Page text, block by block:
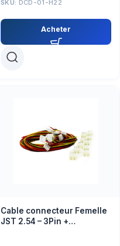
SKU: DCD-01-H22
Acheter
Cable connecteur Femelle
JST 2.54 – 3Pin +